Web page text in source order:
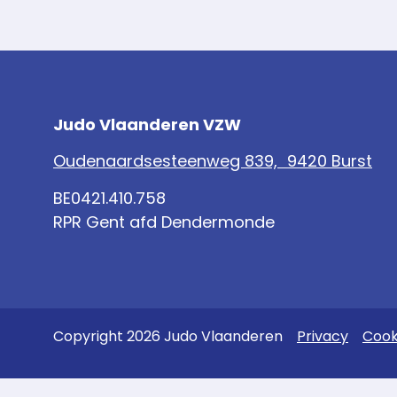
Judo Vlaanderen VZW
Oudenaardsesteenweg 839, 9420 Burst
BE0421.410.758
RPR Gent afd Dendermonde
Copyright 2026 Judo Vlaanderen Privacy